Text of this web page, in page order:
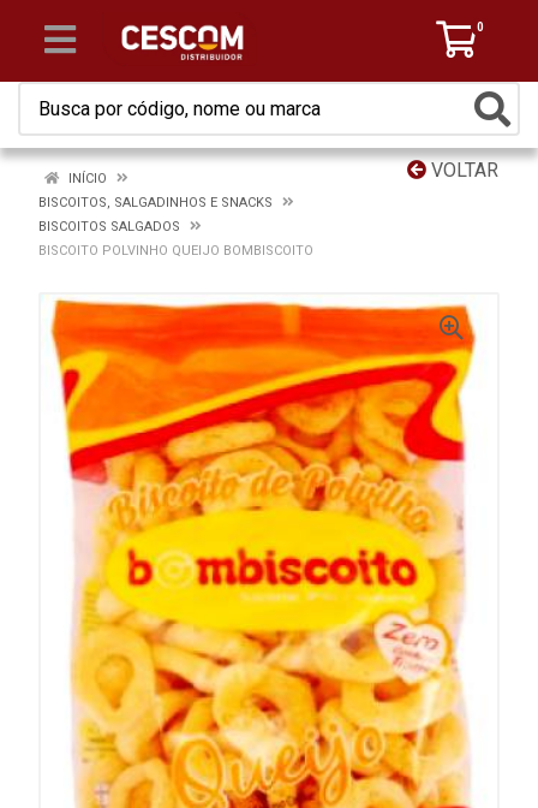
0
VOLTAR
INÍCIO
BISCOITOS, SALGADINHOS E SNACKS
BISCOITOS SALGADOS
BISCOITO POLVINHO QUEIJO BOMBISCOITO